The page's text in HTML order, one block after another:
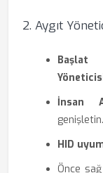
2. Aygıt
Başlat
İnsan
genişletin.
HID
Önce sağ